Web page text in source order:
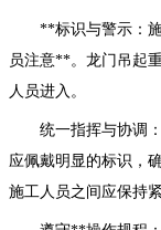
**标识与警示：
员注意**。龙门吊起
人员进入。
统一指挥与协调
应佩戴明显的标识，
施工人员之间应保持